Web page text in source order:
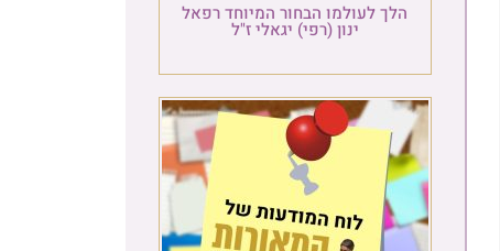
הלך לעולמו הבחור המיוחד רפאל
ינון (רפי) יגאלי ז"ל